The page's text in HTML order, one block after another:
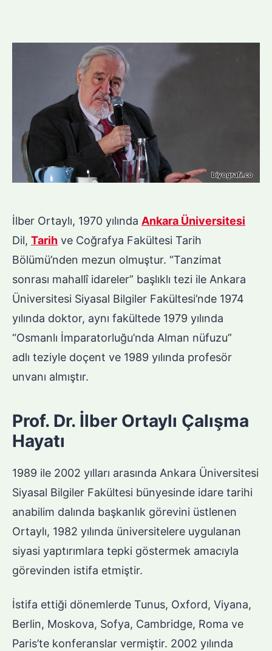
İlber Ortaylı, 1970 yılında Ankara Üniversitesi
Dil, Tarih ve Coğrafya Fakültesi Tarih
Bölümü’nden mezun olmuştur. “Tanzimat
sonrası mahallî idareler” başlıklı tezi ile Ankara
Üniversitesi Siyasal Bilgiler Fakültesi’nde 1974
yılında doktor, aynı fakültede 1979 yılında
“Osmanlı İmparatorluğu’nda Alman nüfuzu”
adlı teziyle doçent ve 1989 yılında profesör
unvanı almıştır.
Prof. Dr. İlber Ortaylı Çalışma
Hayatı
1989 ile 2002 yılları arasında Ankara Üniversitesi
Siyasal Bilgiler Fakültesi bünyesinde idare tarihi
anabilim dalında başkanlık görevini üstlenen
Ortaylı, 1982 yılında üniversitelere uygulanan
siyasi yaptırımlara tepki göstermek amacıyla
görevinden istifa etmiştir.
İstifa ettiği dönemlerde Tunus, Oxford, Viyana,
Berlin, Moskova, Sofya, Cambridge, Roma ve
Paris’te konferanslar vermiştir. 2002 yılında